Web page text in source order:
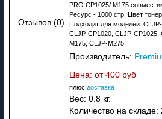
Отзывов (0)
PRO CP1025/ M175
Ресурс - 1000 стр. Цвет
Подходит для моделей: CLJP-
CLJP-CP1020, CLJP-CP1025,
M175, CLJP-M275
Производитель:
Цена: от 400 руб
плюс доставка
Вес: 0.8 кг.
Количество на складе: